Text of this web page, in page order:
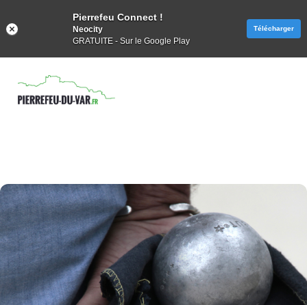
Pierrefeu Connect !
Neocity
GRATUITE - Sur le Google Play
Télécharger